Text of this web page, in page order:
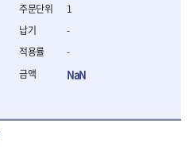
1
-
-
NaN